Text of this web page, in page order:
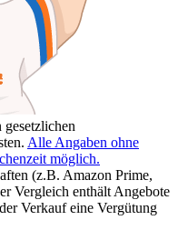
Alle Angaben ohne
möglich.
(z.B. Amazon Prime,
Vergleich enthält Angebote
Verkauf eine Vergütung